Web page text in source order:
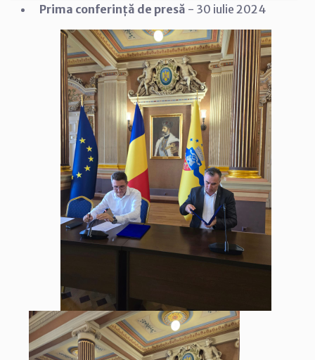
Prima conferință de presă - 30 iulie 2024